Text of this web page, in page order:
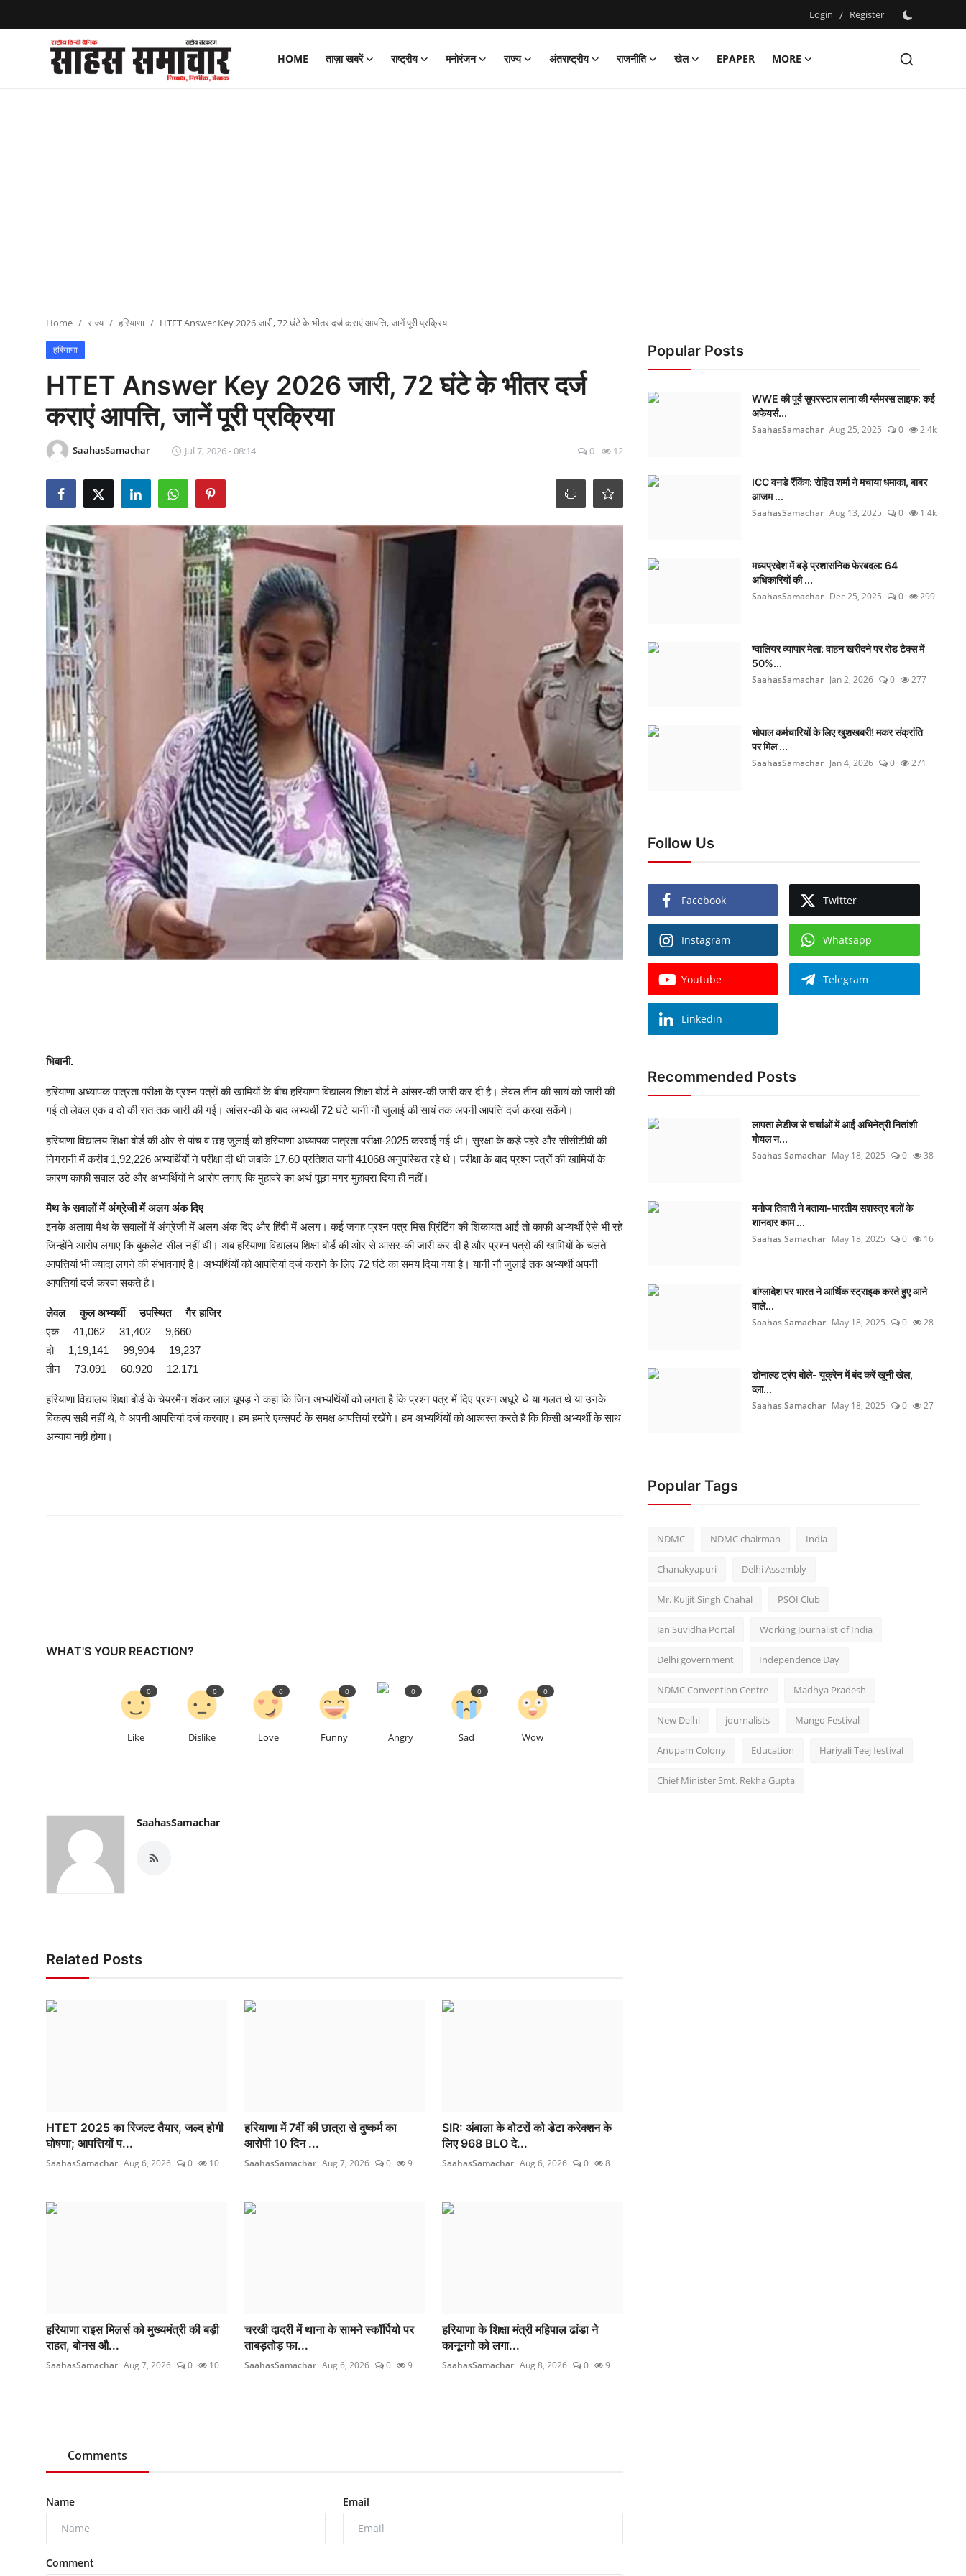
Login / Register
HOME ताज़ा खबरें राष्ट्रीय मनोरंजन राज्य अंतराष्ट्रीय राजनीति खेल EPAPER
MORE
Register
Home राज्य हरियाणा HTET Answer Key 2026 जारी, 72 घंटे के भीतर दर्ज कराएं आपत्ति, जानें पूरी प्रक्रिया
हरियाणा
HTET Answer Key 2026 जारी, 72 घंटे के भीतर दर्ज
कराएं आपत्ति, जानें पूरी प्रक्रिया
SaahasSamachar Jul 7, 2026 - 08:14 0 12
भिवानी.
हरियाणा अध्यापक पात्रता परीक्षा के प्रश्न पत्रों की खामियों के बीच हरियाणा विद्यालय शिक्षा बोर्ड ने आंसर-की जारी कर दी है। लेवल तीन की सायं को जारी की
गई तो लेवल एक व दो की रात तक जारी की गई। आंसर-की के बाद अभ्यर्थी 72 घंटे यानी नौ जुलाई की सायं तक अपनी आपत्ति दर्ज करवा सकेंगे।
हरियाणा विद्यालय शिक्षा बोर्ड की ओर से पांच व छह जुलाई को हरियाणा अध्यापक पात्रता परीक्षा-2025 करवाई गई थी। सुरक्षा के कडे़ पहरे और सीसीटीवी की
निगरानी में करीब 1,92,226 अभ्यर्थियों ने परीक्षा दी थी जबकि 17.60 प्रतिशत यानी 41068 अनुपस्थित रहे थे। परीक्षा के बाद प्रश्न पत्रों की खामियों के
कारण काफी सवाल उठे और अभ्यर्थियों ने आरोप लगाए कि मुहावरे का अर्थ पूछा मगर मुहावरा दिया ही नहीं।
मैथ के सवालों में अंग्रेजी में अलग अंक दिए
इनके अलावा मैथ के सवालों में अंग्रेजी में अलग अंक दिए और हिंदी में अलग। कई जगह प्रश्न पत्र मिस प्रिंटिंग की शिकायत आई तो काफी अभ्यर्थी ऐसे भी रहे
जिन्होंने आरोप लगाए कि बुकलेट सील नहीं थी। अब हरियाणा विद्यालय शिक्षा बोर्ड की ओर से आंसर-की जारी कर दी है और प्रश्न पत्रों की खामियों के चलते
आपत्तियां भी ज्यादा लगने की संभावनाएं है। अभ्यर्थियों को आपत्तियां दर्ज कराने के लिए 72 घंटे का समय दिया गया है। यानी नौ जुलाई तक अभ्यर्थी अपनी
आपत्तियां दर्ज करवा सकते है।
लेवल कुल अभ्यर्थी उपस्थित गैर हाजिर
एक 41,062 31,402 9,660
दो 1,19,141 99,904 19,237
तीन 73,091 60,920 12,171
हरियाणा विद्यालय शिक्षा बोर्ड के चेयरमैन शंकर लाल धूपड़ ने कहा कि जिन अभ्यर्थियों को लगता है कि प्रश्न पत्र में दिए प्रश्न अधूरे थे या गलत थे या उनके
विकल्प सही नहीं थे, वे अपनी आपत्तियां दर्ज करवाए। हम हमारे एक्सपर्ट के समक्ष आपत्तियां रखेंगे। हम अभ्यर्थियों को आश्वस्त करते है कि किसी अभ्यर्थी के साथ
अन्याय नहीं होगा।
WHAT'S YOUR REACTION?
Like
0
Dislike
0
Love
0
Funny
0
Angry
0
Sad
0
Wow
0
SaahasSamachar
Related Posts
HTET 2025 का रिजल्ट तैयार, जल्द होगी
घोषणा; आपत्तियों प...
SaahasSamachar Aug 6, 2026 0 10
हरियाणा में 7वीं की छात्रा से दुष्कर्म का
आरोपी 10 दिन ...
SaahasSamachar Aug 7, 2026 0 9
SIR: अंबाला के वोटरों को डेटा करेक्शन के
लिए 968 BLO दे...
SaahasSamachar Aug 6, 2026 0 8
हरियाणा राइस मिलर्स को मुख्यमंत्री की बड़ी
राहत, बोनस औ...
SaahasSamachar Aug 7, 2026 0 10
चरखी दादरी में थाना के सामने स्कॉर्पियो पर
ताबड़तोड़ फा...
SaahasSamachar Aug 6, 2026 0 9
हरियाणा के शिक्षा मंत्री महिपाल ढांडा ने
कानूनगो को लगा...
SaahasSamachar Aug 8, 2026 0 9
Comments
Name Email
Comment
Popular Posts
WWE की पूर्व सुपरस्टार लाना की ग्लैमरस लाइफ: कई
अफेयर्स...
SaahasSamachar Aug 25, 2025 0 2.4k
ICC वनडे रैंकिंग: रोहित शर्मा ने मचाया धमाका, बाबर
आजम ...
SaahasSamachar Aug 13, 2025 0 1.4k
मध्यप्रदेश में बड़े प्रशासनिक फेरबदल: 64
अधिकारियों की ...
SaahasSamachar Dec 25, 2025 0 299
ग्वालियर व्यापार मेला: वाहन खरीदने पर रोड टैक्स में
50%...
SaahasSamachar Jan 2, 2026 0 277
भोपाल कर्मचारियों के लिए खुशखबरी! मकर संक्रांति
पर मिल ...
SaahasSamachar Jan 4, 2026 0 271
Follow Us
Facebook Twitter
Instagram Whatsapp
Youtube Telegram
Linkedin
Recommended Posts
लापता लेडीज से चर्चाओं में आईं अभिनेत्री नितांशी
गोयल न...
Saahas Samachar May 18, 2025 0 38
मनोज तिवारी ने बताया-भारतीय सशस्त्र बलों के
शानदार काम ...
Saahas Samachar May 18, 2025 0 16
बांग्लादेश पर भारत ने आर्थिक स्ट्राइक करते हुए आने
वाले...
Saahas Samachar May 18, 2025 0 28
डोनाल्ड ट्रंप बोले- यूक्रेन में बंद करें खूनी खेल,
व्ला...
Saahas Samachar May 18, 2025 0 27
Popular Tags
NDMC NDMC chairman India
Chanakyapuri Delhi Assembly
Mr. Kuljit Singh Chahal PSOI Club
Jan Suvidha Portal Working Journalist of India
Delhi government Independence Day
NDMC Convention Centre Madhya Pradesh
New Delhi journalists Mango Festival
Anupam Colony Education Hariyali Teej festival
Chief Minister Smt. Rekha Gupta